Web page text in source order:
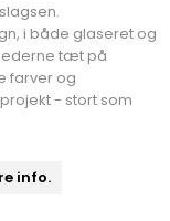
i både glaseret og
tæt på
farver og
- stort som
info.